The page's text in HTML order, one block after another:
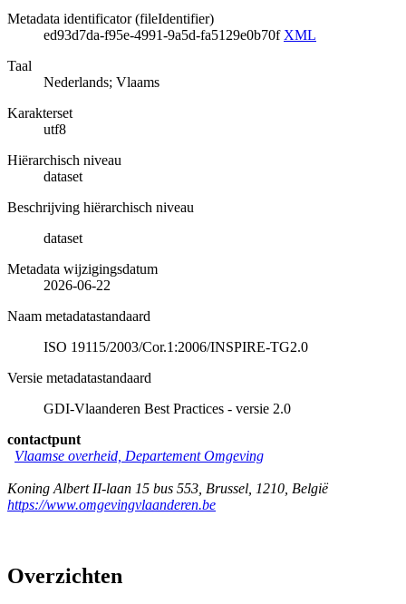
Metadata identificator (fileIdentifier)
ed93d7da-f95e-4991-9a5d-fa5129e0b70f XML
Taal
Nederlands; Vlaams
Karakterset
utf8
Hiërarchisch niveau
dataset
Beschrijving hiërarchisch niveau
dataset
Metadata wijzigingsdatum
2026-06-22
Naam metadatastandaard
ISO 19115/2003/Cor.1:2006/INSPIRE-TG2.0
Versie metadatastandaard
GDI-Vlaanderen Best Practices - versie 2.0
contactpunt
Vlaamse overheid, Departement Omgeving
Koning Albert II-laan 15 bus 553 Brussel 1210 België
https://www.omgevingvlaanderen.be
Overzichten